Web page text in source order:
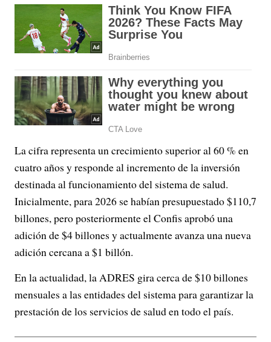
La cifra representa un crecimiento superior al 60 % en
cuatro años y responde al incremento de la inversión
destinada al funcionamiento del sistema de salud.
Inicialmente, para 2026 se habían presupuestado $110,7
billones, pero posteriormente el Confis aprobó una
adición de $4 billones y actualmente avanza una nueva
adición cercana a $1 billón.
En la actualidad, la ADRES gira cerca de $10 billones
mensuales a las entidades del sistema para garantizar la
prestación de los servicios de salud en todo el país.